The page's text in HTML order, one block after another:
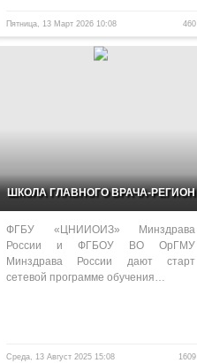
Пятница, 13 Март 2026 10:08 460
ШКОЛА ГЛАВНОГО ВРАЧА-РЕГИОН
ФГБУ «ЦНИИОИЗ» Минздрава
России и ФГБОУ ВО ОрГМУ
Минздрава России дают старт
сетевой программе обучения…
Среда, 13 Август 2025 15:08 1609